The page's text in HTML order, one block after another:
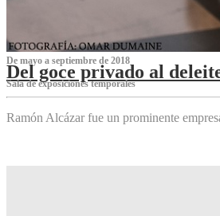
De mayo a septiembre de 2018
Del goce privado al
Sala de exposiciones temporales
Ramón Alcázar fue un prominente